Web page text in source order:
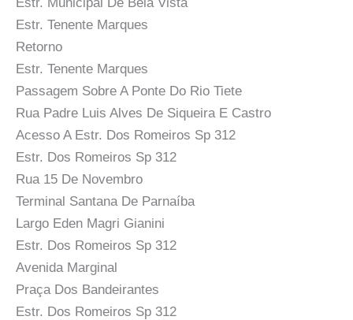
Estr. Tenente Marques
Retorno
Estr. Tenente Marques
Passagem Sobre A Ponte Do Rio Tiete
Rua Padre Luis Alves De Siqueira E Castro
Acesso A Estr. Dos Romeiros Sp 312
Estr. Dos Romeiros Sp 312
Rua 15 De Novembro
Terminal Santana De Parnaíba
Largo Eden Magri Gianini
Estr. Dos Romeiros Sp 312
Avenida Marginal
Praça Dos Bandeirantes
Estr. Dos Romeiros Sp 312